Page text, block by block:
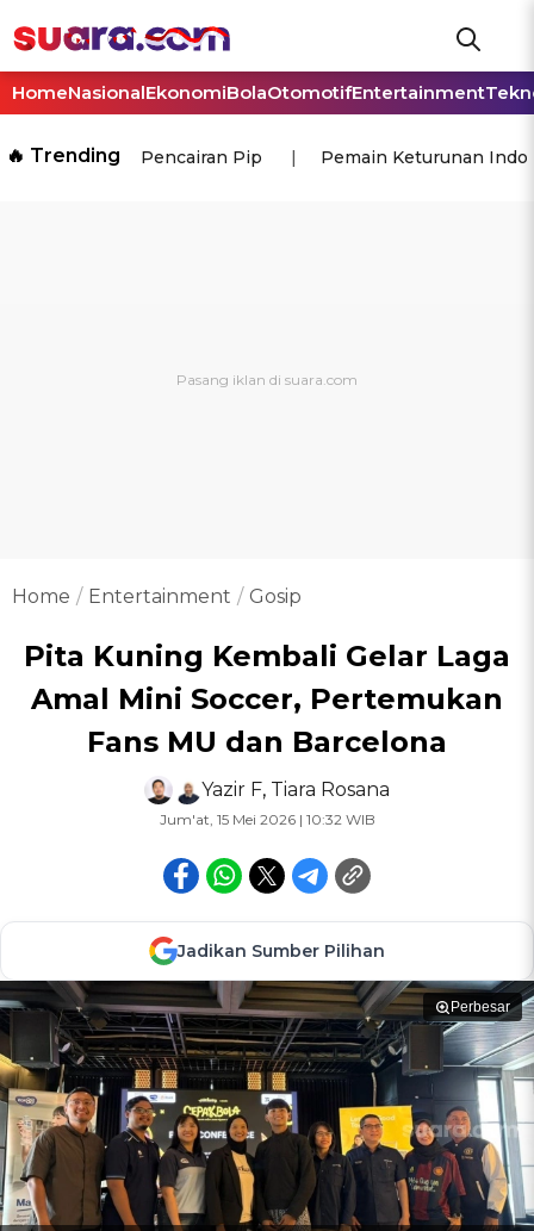
HomeNasionalEkonomiBolaOtomotifEntertainment
🔥 Trending Pencairan Pip Pemain Keturunan
Home Entertainment Gosip
Pita Kuning Kembali Gelar Laga
Amal Mini Soccer, Pertemukan
Fans MU dan Barcelona
Yazir F, Tiara Rosana
Jum'at, 15 Mei 2026 | 10:32 WIB
Jadikan Sumber Pilihan
Perbesar